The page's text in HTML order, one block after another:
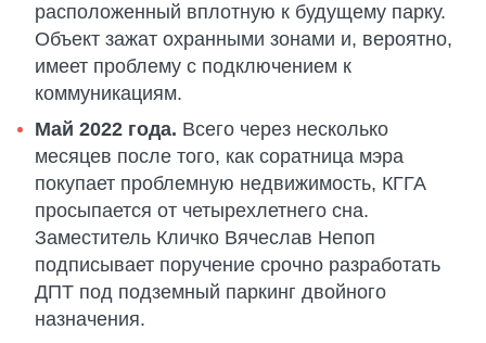
расположенный вплотную к будущему парку.
Объект зажат охранными зонами и, вероятно,
имеет проблему с подключением к
коммуникациям.
Май 2022 года. Всего через несколько
месяцев после того, как соратница мэра
покупает проблемную недвижимость, КГГА
просыпается от четырехлетнего сна.
Заместитель Кличко Вячеслав Непоп
подписывает поручение срочно разработать
ДПТ под подземный паркинг двойного
назначения.